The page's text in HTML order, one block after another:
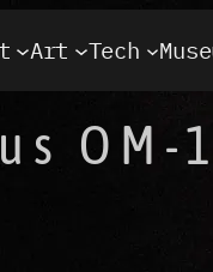
Art Tech
OM-